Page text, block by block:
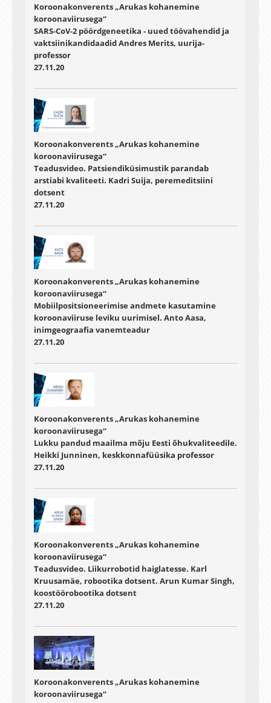
Koroonakonverents „Arukas kohanemine
koroonaviirusega“
SARS-CoV-2 pöördgeneetika - uued töövahendid ja
vaktsiinikandidaadid Andres Merits, uurija-
professor
27.11.20
Koroonakonverents „Arukas kohanemine
koroonaviirusega“
Teadusvideo. Patsiendiküsimustik parandab
arstiabi kvaliteeti. Kadri Suija, peremeditsiini
dotsent
27.11.20
Koroonakonverents „Arukas kohanemine
koroonaviirusega“
Mobiilpositsioneerimise andmete kasutamine
koroonaviiruse leviku uurimisel. Anto Aasa,
inimgeograafia vanemteadur
27.11.20
Koroonakonverents „Arukas kohanemine
koroonaviirusega“
Lukku pandud maailma mõju Eesti õhukvaliteedile.
Heikki Junninen, keskkonnafüüsika professor
27.11.20
Koroonakonverents „Arukas kohanemine
koroonaviirusega“
Teadusvideo. Liikurrobotid haiglatesse. Karl
Kruusamäe, robootika dotsent. Arun Kumar Singh,
koostöörobootika dotsent
27.11.20
Koroonakonverents „Arukas kohanemine
koroonaviirusega“